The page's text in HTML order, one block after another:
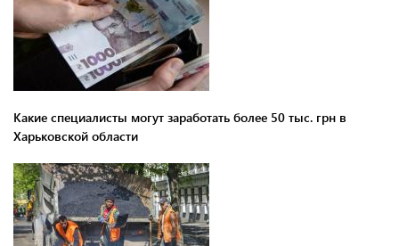
Какие специалисты могут заработать более 50 тыс. грн в
Харьковской области